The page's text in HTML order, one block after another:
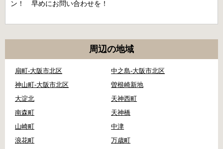
ン！ 早めにお問い合わせを！
周辺の地域
扇町-大阪市北区
中之島-大阪市北区
神山町-大阪市北区
曽根崎新地
大淀北
天神西町
南森町
天神橋
山崎町
中津
浪花町
万歳町